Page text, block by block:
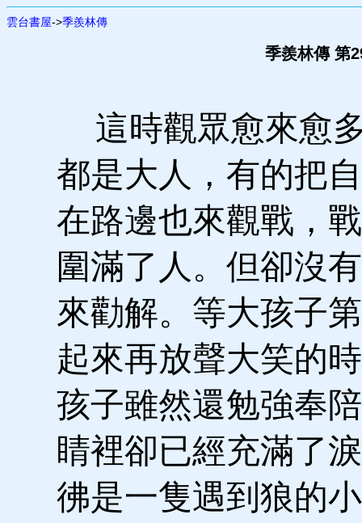
雲台書屋->季羨林傳
季羨林傳 第
這時觀眾愈來愈
都是大人，有的把
在路邊也來觀戰，
圍滿了人。但卻沒
來勸解。等大孩子
起來再放聲大笑的
孩子雖然還勉強奉
睛裡卻已經充滿了
彿是一隻遇到狼的